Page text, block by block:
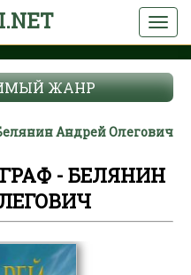
ЖАНР
Андрей Олегович
- БЕЛЯНИН